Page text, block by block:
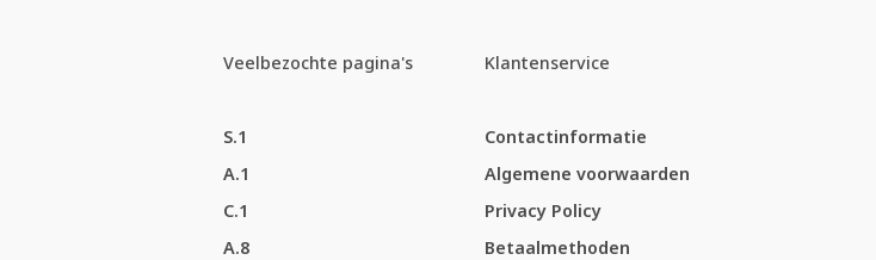
Veelbezochte pagina's
S.1
A.1
C.1
A.8
Klantenservice
Contactinformatie
Algemene voorwaarden
Privacy Policy
Betaalmethoden